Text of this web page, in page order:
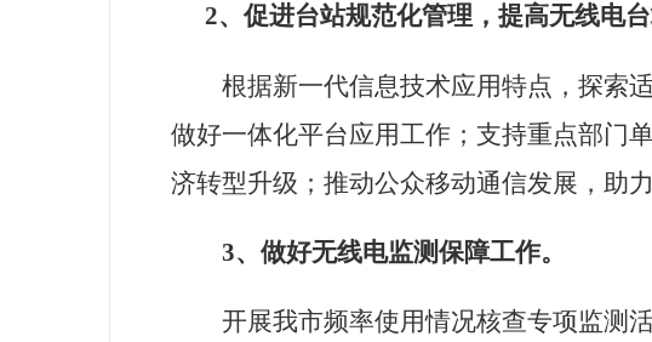
2、促进台站规范化管理，提高无线电台
根据新一代信息技术应用特点，探索
做好一体化平台应用工作；支持重点部门
济转型升级；推动公众移动通信发展，助力
3、做好无线电监测保障工作。
开展我市频率使用情况核查专项监测